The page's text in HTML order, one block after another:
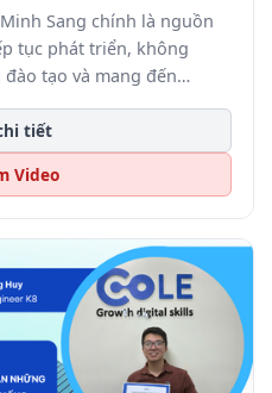
Sang chính là nguồn
tục phát triển, không
tạo và mang đến
cho học viên.
tiết
Video